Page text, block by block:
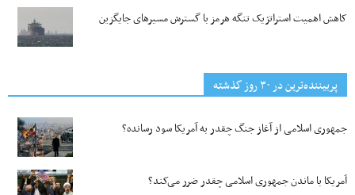
کاهش اهمیت استراتژیک تنگه‌ هرمز با گسترش مسیرهای جایگزین
پربیننده‌ترین‌ در ۳۰ روز گذشته
جمهوری اسلامی از آغاز جنگ چقدر به آمریکا سود رسانده؟
آمریکا با ماندن جمهوری اسلامی چقدر ضرر می‌کند؟